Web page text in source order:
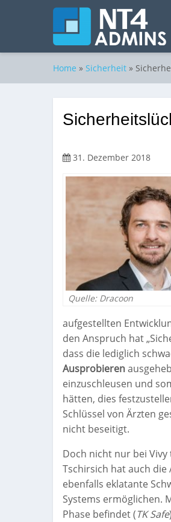
Home » Sicherheit »
31. Dezember 2018
Quelle: Dracoon
aufgestellten
den Anspruch hat
dass die lediglich
Ausprobieren
einzuschleusen und
hätten, dies
Schlüssel von Ärzten
nicht beseitigt.
Doch nicht nur bei
Tschirsich hat auch
ebenfalls eklatante
Systems ermöglichen.
Phase befindet (TK Safe